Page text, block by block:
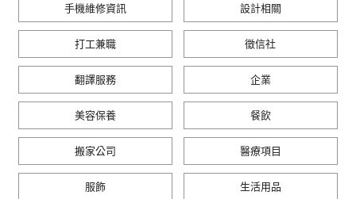
手機維修資訊 設計相關
打工兼職 徵信社
翻譯服務 企業
美容保養 餐飲
搬家公司 醫療項目
服飾 生活用品